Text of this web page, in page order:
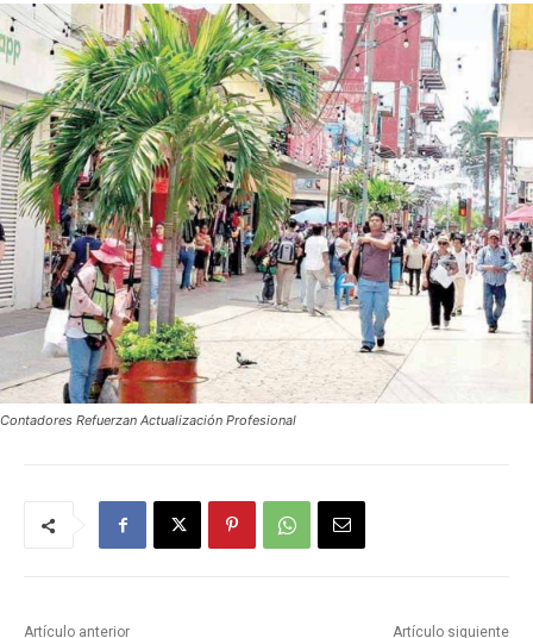
Contadores Refuerzan Actualización Profesional
Artículo anterior Artículo siguiente